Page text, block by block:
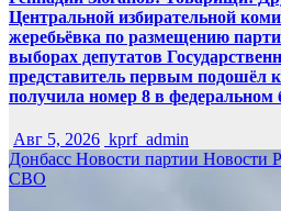
Центральной избирательной
жеребьёвка по размещению
выборах депутатов
представитель первым подошёл
получила номер 8 в федеральном
Авг 5, 2026 kprf_admin
Донбасс Новости партии Новости
СВО